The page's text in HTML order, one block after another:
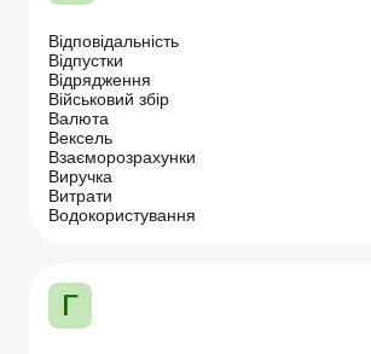
Відповідальність
Відпустки
Відрядження
Військовий збір
Валюта
Вексель
Взаєморозрахунки
Виручка
Витрати
Водокористування